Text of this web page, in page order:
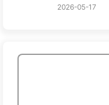
2026-05-17